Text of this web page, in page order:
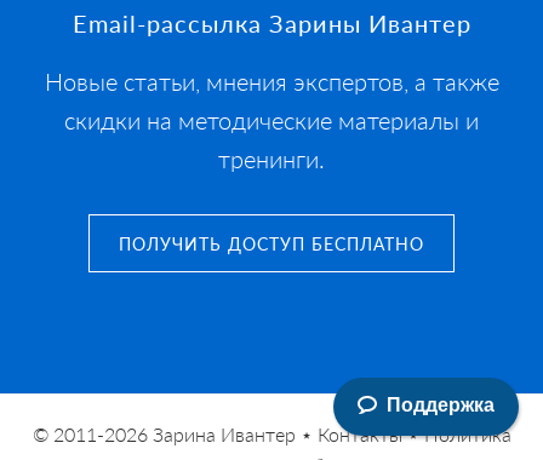
Footer
Email-рассылка Зарины Ивантер
Новые статьи, мнения экспертов, а также
скидки на методические материалы и
тренинги.
ПОЛУЧИТЬ ДОСТУП БЕСПЛАТНО
© 2011-2026Зарина Ивантер ⋆ Контакты⋆Политика
Поддержка